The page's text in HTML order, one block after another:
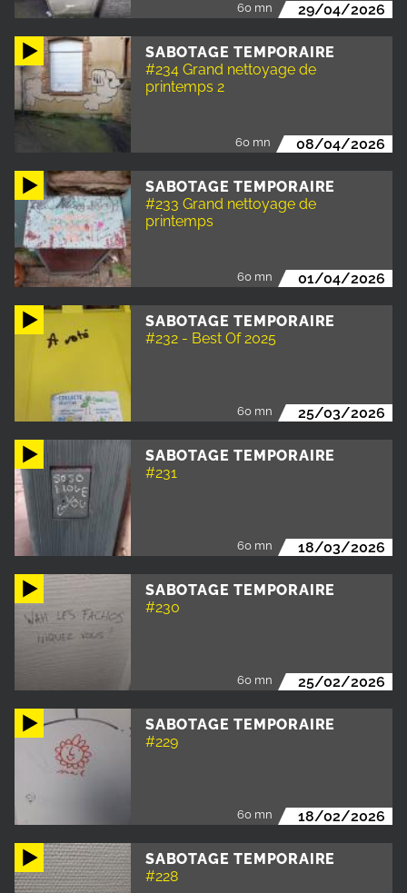
60 mn 29/04/2026
SABOTAGE TEMPORAIRE
#234 Grand nettoyage de
printemps 2
60 mn 08/04/2026
SABOTAGE TEMPORAIRE
#233 Grand nettoyage de
printemps
60 mn 01/04/2026
SABOTAGE TEMPORAIRE
#232 - Best Of 2025
60 mn 25/03/2026
SABOTAGE TEMPORAIRE
#231
60 mn 18/03/2026
SABOTAGE TEMPORAIRE
#230
60 mn 25/02/2026
SABOTAGE TEMPORAIRE
#229
60 mn 18/02/2026
SABOTAGE TEMPORAIRE
#228